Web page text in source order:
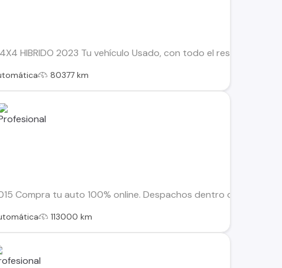
4X4 HIBRIDO 2023 Tu vehículo Usado, con todo el respaldo
80377 km
Compra tu auto 100% online. Despachos dentro de la RM
113000 km